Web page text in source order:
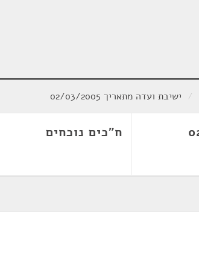
/ ישיבת ועדה מתאריך 02/03/2005
ח"כים נוכחים